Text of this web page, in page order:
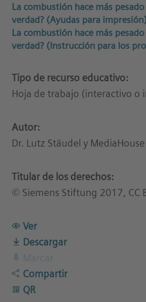
La combustión hace más
verdad? (Ayudas para impresión)
La combustión hace más
verdad? (Instrucción para los
Tipo de recurso educativo:
Hoja de trabajo (interactivo o
Autor:
Dr. Lutz Stäudel y
Titular de los derechos:
© Siemens Stiftung 2017, CC
Ver
Descargar
Compartir
QR